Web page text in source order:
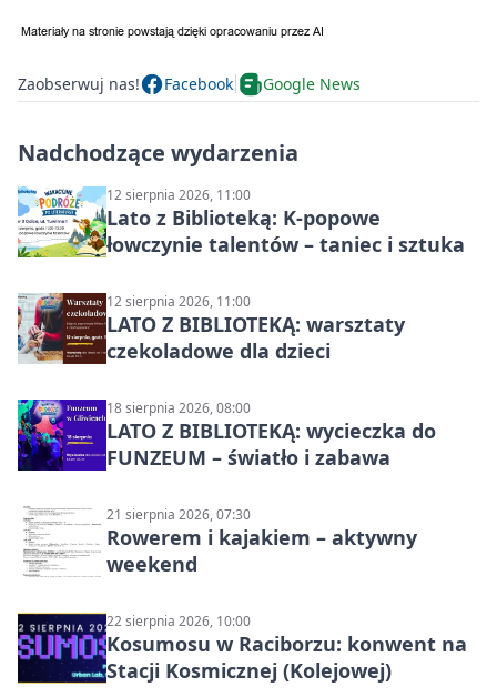
Zaobserwuj nas! Facebook Google News
Nadchodzące wydarzenia
12 sierpnia 2026, 11:00
Lato z Biblioteką: K-popowe
łowczynie talentów – taniec i sztuka
12 sierpnia 2026, 11:00
LATO Z BIBLIOTEKĄ: warsztaty
czekoladowe dla dzieci
18 sierpnia 2026, 08:00
LATO Z BIBLIOTEKĄ: wycieczka do
FUNZEUM – światło i zabawa
21 sierpnia 2026, 07:30
Rowerem i kajakiem – aktywny
weekend
22 sierpnia 2026, 10:00
Kosumosu w Raciborzu: konwent na
Stacji Kosmicznej (Kolejowej)